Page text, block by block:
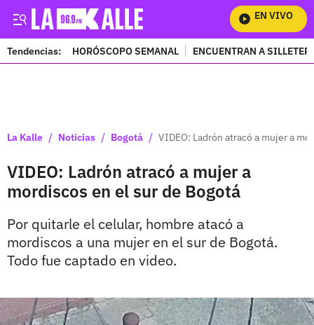
EN VIVO
Tendencias: HORÓSCOPO SEMANAL ENCUENTRAN A
La Kalle / Noticias / Bogotá / VIDEO: Ladrón atracó a mujer a
VIDEO: Ladrón atracó a mujer a
mordiscos en el sur de Bogotá
Por quitarle el celular, hombre atacó a
mordiscos a una mujer en el sur de Bogotá.
Todo fue captado en video.